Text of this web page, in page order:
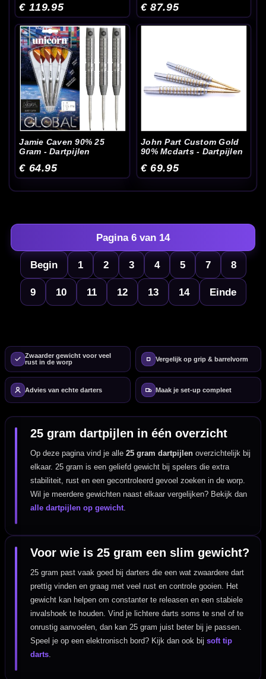
€ 119.95 € 87.95
Jamie Caven 90% 25
Gram - Dartpijlen
€ 64.95
John Part Custom Gold
90% Mcdarts - Dartpijlen
€ 69.95
Begin 1 2 3 4 5
Pagina 6 van 14
7 8
9 10 11 12 13 14 Einde
Zwaarder gewicht voor veel
rust in de worp
Vergelijk op grip & barrelvorm
Advies van echte darters Maak je set-up compleet
25 gram dartpijlen in één overzicht
Op deze pagina vind je alle25 gram dartpijlen overzichtelijk bij
elkaar. 25 gram is een geliefd gewicht bij spelers die extra
stabiliteit, rust en een gecontroleerd gevoel zoeken in de worp.
Wil je meerdere gewichten naast elkaar vergelijken? Bekijk dan
alle dartpijlen op gewicht.
Voor wie is 25 gram een slim gewicht?
25 gram past vaak goed bij darters die een wat zwaardere dart
prettig vinden en graag met veel rust en controle gooien. Het
gewicht kan helpen om constanter te releasen en een stabiele
invalshoek te houden. Vind je lichtere darts soms te snel of te
onrustig aanvoelen, dan kan 25 gram juist beter bij je passen.
Speel je op een elektronisch bord? Kijk dan ook bijsoft tip
darts.